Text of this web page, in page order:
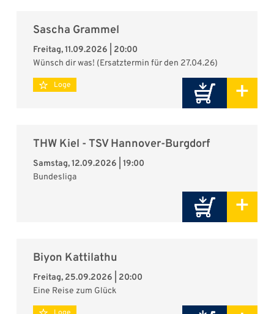
Sascha Grammel
Freitag, 11.09.2026 | 20:00
Wünsch dir was! (Ersatztermin für den 27.04.26)
+
Loge
THW Kiel - TSV Hannover-Burgdorf
Samstag, 12.09.2026 | 19:00
Bundesliga
+
Biyon Kattilathu
Freitag, 25.09.2026 | 20:00
Eine Reise zum Glück